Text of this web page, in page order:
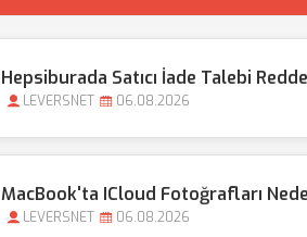
Hepsiburada Satıcı İade Talebi
LEVERSNET 06.08.2026
MacBook'ta ICloud Fotoğrafları
LEVERSNET 06.08.2026